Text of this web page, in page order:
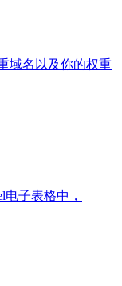
域名以及你的权重
子表格中，